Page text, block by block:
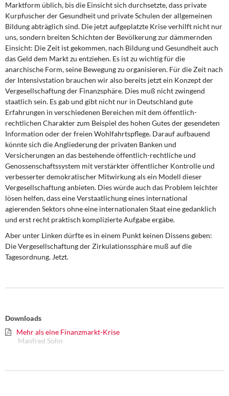
Marktform üblich, bis die Einsicht sich durchsetzte, dass private
Kurpfuscher der Gesundheit und private Schulen der allgemeinen
Bildung abträglich sind. Die jetzt aufgeplatzte Krise verhilft nicht nur
uns, sondern breiten Schichten der Bevölkerung zur dämmernden
Einsicht: Die Zeit ist gekommen, nach Bildung und Gesundheit auch
das Geld dem Markt zu entziehen. Es ist zu wichtig für die
anarchische Form, seine Bewegung zu organisieren. Für die Zeit nach
der Intensivstation brauchen wir also bereits jetzt ein Konzept der
Vergesellschaftung der Finanzsphäre. Dies muß nicht zwingend
staatlich sein. Es gab und gibt nicht nur in Deutschland gute
Erfahrungen in verschiedenen Bereichen mit dem öffentlich-
rechtlichen Charakter zum Beispiel des hohen Gutes der gesendeten
Information oder der freien Wohlfahrtspflege. Darauf aufbauend
könnte sich die Angliederung der privaten Banken und
Versicherungen an das bestehende öffentlich-rechtliche und
Genossenschaftssystem mit verstärkter öffentlicher Kontrolle und
verbesserter demokratischer Mitwirkung als ein Modell dieser
Vergesellschaftung anbieten. Dies würde auch das Problem leichter
lösen helfen, dass eine Verstaatlichung eines international
agierenden Sektors ohne eine internationalen Staat eine gedanklich
und erst recht praktisch komplizierte Aufgabe ergäbe.
Aber unter Linken dürfte es in einem Punkt keinen Dissens geben:
Die Vergesellschaftung der Zirkulationssphäre muß auf die
Tagesordnung. Jetzt.
Downloads
Mehr als eine Finanzmarkt-Krise
Manfred Sohn